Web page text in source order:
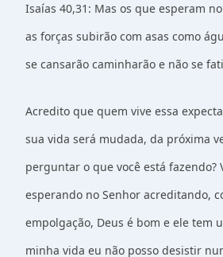
Isaías 40,31: Mas os que esperam
as forças subirão com asas como
se cansarão caminharão e não se
Acredito que quem vive essa
sua vida será mudada, da próxima
perguntar o que você está fazendo?
esperando no Senhor acreditando,
empolgação, Deus é bom e ele tem
minha vida eu não posso desistir